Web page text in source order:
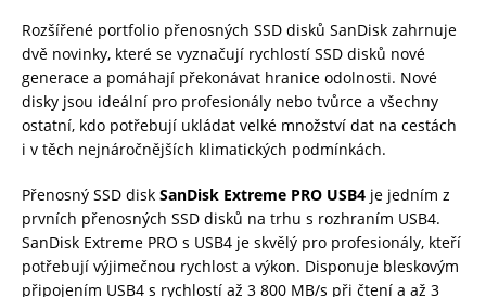
Rozšířené portfolio přenosných SSD disků SanDisk zahrnuje
dvě novinky, které se vyznačují rychlostí SSD disků nové
generace a pomáhají překonávat hranice odolnosti. Nové
disky jsou ideální pro profesionály nebo tvůrce a všechny
ostatní, kdo potřebují ukládat velké množství dat na cestách
i v těch nejnáročnějších klimatických podmínkách.
Přenosný SSD disk SanDisk Extreme PRO USB4 je jedním z
prvních přenosných SSD disků na trhu s rozhraním USB4.
SanDisk Extreme PRO s USB4 je skvělý pro profesionály, kteří
potřebují výjimečnou rychlost a výkon. Disponuje bleskovým
připojením USB4 s rychlostí až 3 800 MB/s při čtení a až 3